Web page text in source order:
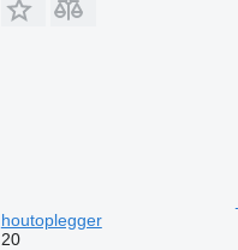
houtoplegger
20